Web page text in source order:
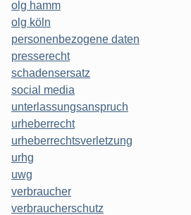
olg hamm
olg köln
personenbezogene daten
presserecht
schadensersatz
social media
unterlassungsanspruch
urheberrecht
urheberrechtsverletzung
urhg
uwg
verbraucher
verbraucherschutz